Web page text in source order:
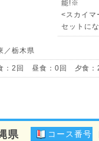
能!※
<スカイマ
セットに
／栃木県
：2回 昼食：0回 夕食：
県 コース番号